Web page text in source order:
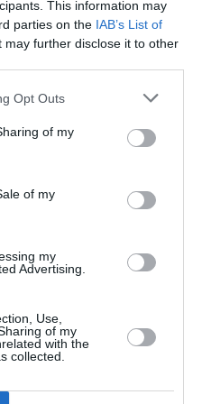
This information may
parties on the IAB’s List of
may further disclose it to other
Opt Outs
of my
of my
my
Advertising.
Use,
of my
with the
collected.
Culturenow.gr
Άρθρα
Έκθεση Βιβλίου
2026 στο Ναύπλιο